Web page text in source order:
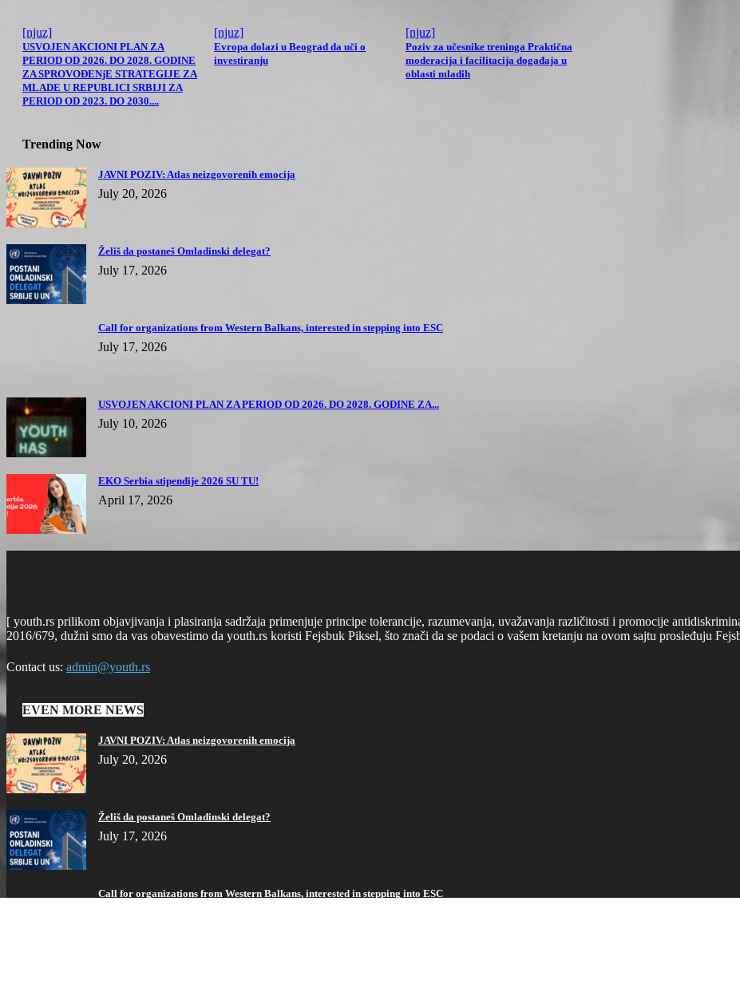
[njuz]
USVOJEN AKCIONI PLAN ZA
PERIOD OD 2026. DO 2028. GODINE
ZA SPROVOĐENjE STRATEGIJE ZA
MLADE U REPUBLICI SRBIJI ZA
PERIOD OD 2023. DO 2030....
[njuz]
Evropa dolazi u Beograd da uči o
investiranju
[njuz]
Poziv za učesnike treninga Praktična
moderacija i facilitacija događaja u
oblasti mladih
Trending Now
JAVNI POZIV: Atlas neizgovorenih emocija
July 20, 2026
Želiš da postaneš Omladinski delegat?
July 17, 2026
Call for organizations from Western Balkans, interested in stepping into ESC
July 17, 2026
USVOJEN AKCIONI PLAN ZA PERIOD OD 2026. DO 2028. GODINE ZA...
July 10, 2026
EKO Serbia stipendije 2026 SU TU!
April 17, 2026
[ youth.rs prilikom objavjivanja i plasiranja sadržaja primenjuje principe tolerancije, razumevanja, uvažavanja različitosti i promocije
2016/679, dužni smo da vas obavestimo da youth.rs koristi Fejsbuk Piksel, što znači da se podaci o vašem kretanju na ovom sajtu prosleđuju
Contact us: admin@youth.rs
EVEN MORE NEWS
JAVNI POZIV: Atlas neizgovorenih emocija
July 20, 2026
Želiš da postaneš Omladinski delegat?
July 17, 2026
Call for organizations from Western Balkans, interested in stepping into ESC